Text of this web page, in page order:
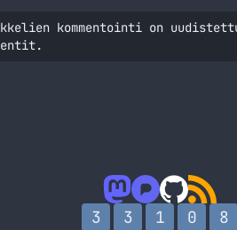
kommentointi on
3 3 1 0 8